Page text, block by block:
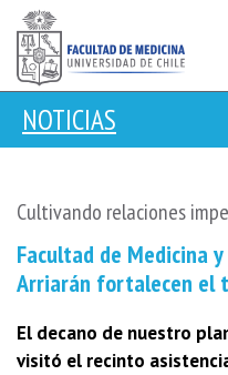
NOTICIAS
Cultivando relaciones
Facultad de Medicina
Arriarán fortalecen el
El decano de nuestro
visitó el recinto